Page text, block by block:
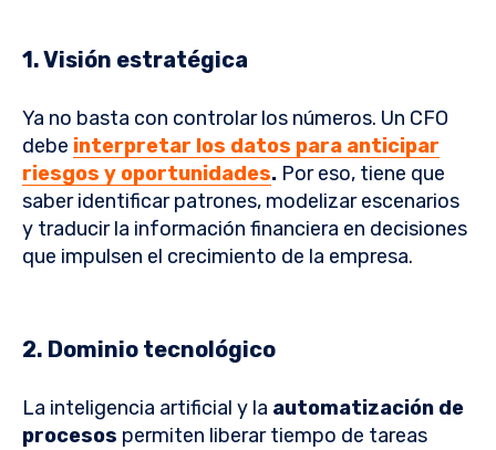
1. Visión estratégica
Ya no basta con controlar los números. Un CFO
debe interpretar los datos para anticipar
riesgos y oportunidades. Por eso, tiene que
saber identificar patrones, modelizar escenarios
y traducir la información financiera en decisiones
que impulsen el crecimiento de la empresa.
2. Dominio tecnológico
La inteligencia artificial y la automatización de
procesos permiten liberar tiempo de tareas